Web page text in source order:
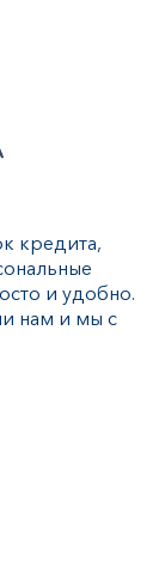
кредита,
и удобно.
нам и мы с